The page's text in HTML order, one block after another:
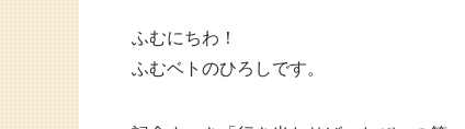
ふむにちわ！
ふむベトのひろしです。